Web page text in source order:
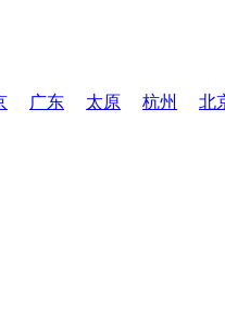
广东 太原 杭州 北